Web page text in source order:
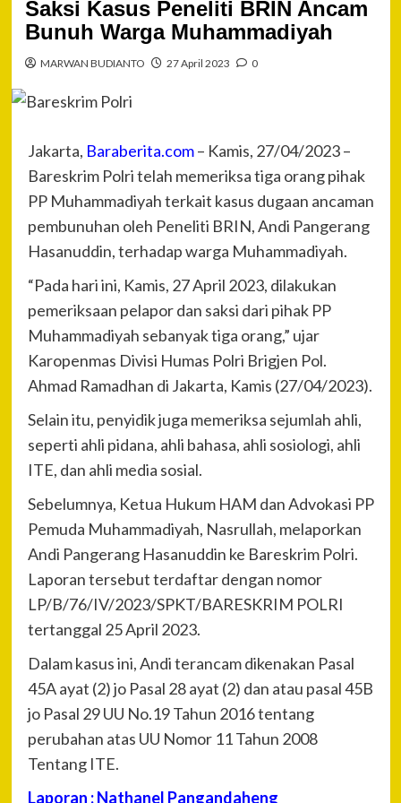
Saksi Kasus Peneliti BRIN Ancam
Bunuh Warga Muhammadiyah
MARWAN BUDIANTO 27 April 2023 0
Jakarta, Baraberita.com– Kamis, 27/04/2023 –
Bareskrim Polri telah memeriksa tiga orang pihak
PP Muhammadiyah terkait kasus dugaan ancaman
pembunuhan oleh Peneliti BRIN, Andi Pangerang
Hasanuddin, terhadap warga Muhammadiyah.
“Pada hari ini, Kamis, 27 April 2023, dilakukan
pemeriksaan pelapor dan saksi dari pihak PP
Muhammadiyah sebanyak tiga orang,” ujar
Karopenmas Divisi Humas Polri Brigjen Pol.
Ahmad Ramadhan di Jakarta, Kamis (27/04/2023).
Selain itu, penyidik juga memeriksa sejumlah ahli,
seperti ahli pidana, ahli bahasa, ahli sosiologi, ahli
ITE, dan ahli media sosial.
Sebelumnya, Ketua Hukum HAM dan Advokasi PP
Pemuda Muhammadiyah, Nasrullah, melaporkan
Andi Pangerang Hasanuddin ke Bareskrim Polri.
Laporan tersebut terdaftar dengan nomor
LP/B/76/IV/2023/SPKT/BARESKRIM POLRI
tertanggal 25 April 2023.
Dalam kasus ini, Andi terancam dikenakan Pasal
45A ayat (2) jo Pasal 28 ayat (2) dan atau pasal 45B
jo Pasal 29 UU No.19 Tahun 2016 tentang
perubahan atas UU Nomor 11 Tahun 2008
Tentang ITE.
Laporan : Nathanel Pangandaheng